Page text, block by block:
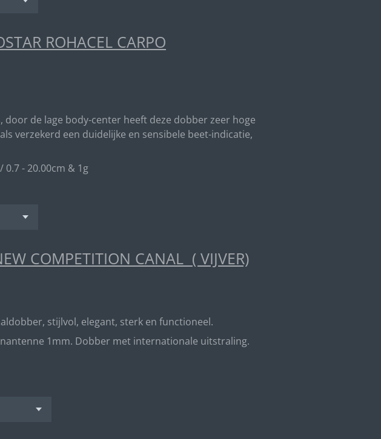
ROHACEL CARPO
de lage body-center heeft deze dobber zeer hoge
verzekerd een duidelijke en sensibele beet-indicatie,
0.7 - 20.00cm & 1g
COMPETITION CANAL ( VIJVER)
stijlvol, elegant, sterk en functioneel.
1mm. Dobber met internationale uitstraling.